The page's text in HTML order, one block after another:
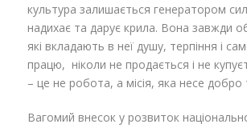
культура залишається генератором
надихає та дарує крила. Вона завжди
які вкладають в неї душу, терпіння і
працю, ніколи не продається і не
– це не робота, а місія, яка несе добро
Вагомий внесок у розвиток